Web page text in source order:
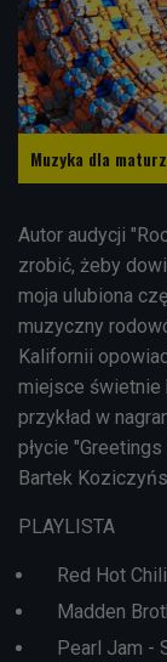
Muzyka dla
Autor audycji
zrobić, żeby
moja ulubiona
muzyczny
Kalifornii
miejsce świetnie
przykład w
płycie
Bartek
PLAYLISTA
Red Hot
Madden
Pearl Jam -